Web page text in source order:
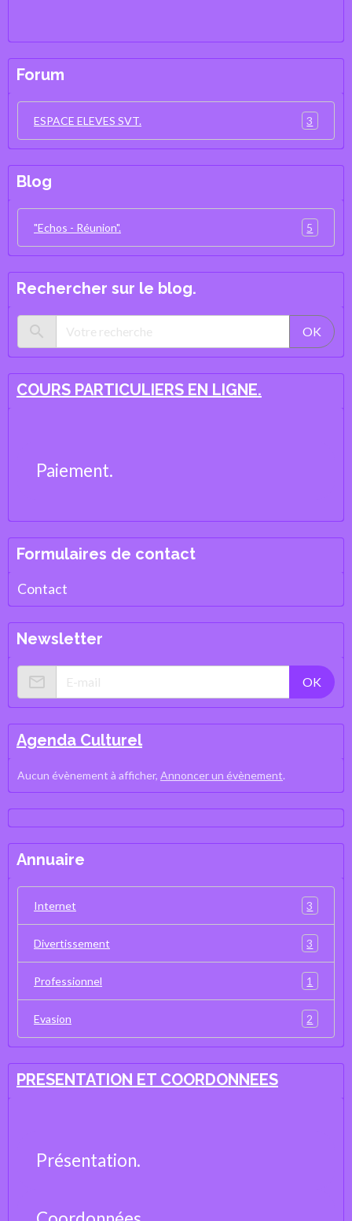
Forum
ESPACE ELEVES SVT. 3
Blog
"Echos - Réunion". 5
Rechercher sur le blog.
OK
COURS PARTICULIERS EN LIGNE.
Paiement.
Formulaires de contact
Contact
Newsletter
OK
Agenda Culturel
Aucun évènement à afficher, Annoncer un évènement.
Annuaire
Internet 3
Divertissement 3
Professionnel 1
Evasion 2
PRESENTATION ET COORDONNEES
Présentation.